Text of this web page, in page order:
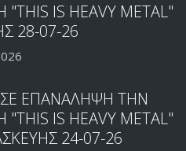
IS HEAVY METAL"
28-07-26
ΕΠΑΝΑΛΗΨΗ ΤΗΝ
IS HEAVY METAL"
24-07-26